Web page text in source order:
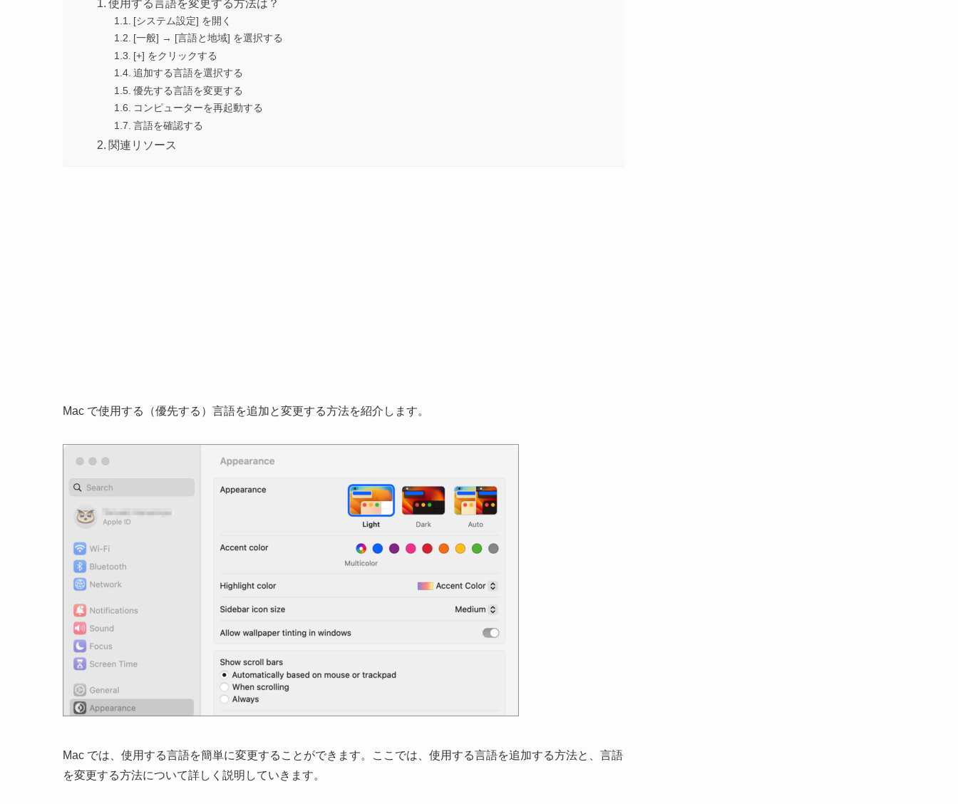
使用する言語を変更する方法は？
[システム設定] を開く
[一般] → [言語と地域] を選択する
[+] をクリックする
追加する言語を選択する
優先する言語を変更する
コンピューターを再起動する
言語を確認する
関連リソース
Mac で使用する（優先する）言語を追加と変更する方法を紹介します。
Mac では、使用する言語を簡単に変更することができます。ここでは、使用する言語を追加する方法と、言語
を変更する方法について詳しく説明していきます。